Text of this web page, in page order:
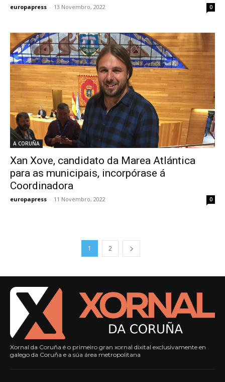
europapress - 13 Novembro, 2022 0
A CORUÑA
Xan Xove, candidato da Marea Atlántica
para as municipais, incorpórase á
Coordinadora
europapress - 11 Novembro, 2022 0
1 2
Xornal da Coruña é o primeiro gran xornal dixital exclusivamente en
galego da Coruña e a súa área metropolitana